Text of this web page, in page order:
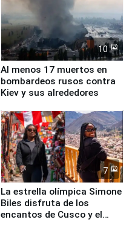
10
Al menos 17 muertos en
bombardeos rusos contra
Kiev y sus alrededores
7
La estrella olímpica Simone
Biles disfruta de los
encantos de Cusco y el